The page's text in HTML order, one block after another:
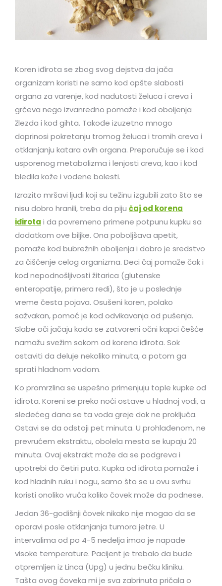
Koren iđirota se zbog svog dejstva da jača
organizam koristi ne samo kod opšte slabosti
organa za varenje, kod nadutosti želuca i creva i
grčeva nego izvanredno pomaže i kod oboljenja
žlezda i kod gihta. Takođe izuzetno mnogo
doprinosi pokretanju tromog želuca i tromih creva i
otklanjanju katara ovih organa. Preporučuje se i kod
usporenog metabolizma i lenjosti creva, kao i kod
bledila kože i vodene bolesti.
Izrazito mršavi ljudi koji su težinu izgubili zato što se
nisu dobro hranili, treba da piju čaj od korena
iđirota i da povremeno primene potpunu kupku sa
dodatkom ove biljke. Ona poboljšava apetit,
pomaže kod bubrežnih oboljenja i dobro je sredstvo
za čišćenje celog organizma. Deci čaj pomaže čak i
kod nepodnošljivosti žitarica (glutenske
enteropatije, primera redi), što je u poslednje
vreme česta pojava. Osušeni koren, polako
sažvakan, pomoć je kod odvikavanja od pušenja.
Slabe oči jačaju kada se zatvoreni očni kapci češće
namažu svežim sokom od korena iđirota. Sok
ostaviti da deluje nekoliko minuta, a potom ga
sprati hladnom vodom.
Ko promrzlina se uspešno primenjuju tople kupke od
iđirota. Koreni se preko noći ostave u hladnoj vodi, a
sledećeg dana se ta voda greje dok ne proključa.
Ostavi se da odstoji pet minuta. U prohlađenom, ne
prevrućem ekstraktu, obolela mesta se kupaju 20
minuta. Ovaj ekstrakt može da se podgreva i
upotrebi do četiri puta. Kupka od iđirota pomaže i
kod hladnih ruku i nogu, samo što se u ovu svrhu
koristi onoliko vruća koliko čovek može da podnese.
Jedan 36-godišnji čovek nikako nije mogao da se
oporavi posle otklanjanja tumora jetre. U
intervalima od po 4-5 nedelja imao je napade
visoke temperature. Pacijent je trebalo da bude
otpremljen iz Linca (Upg) u jednu bečku kliniku.
Tašta ovog čoveka mi je sva zabrinuta pričala o